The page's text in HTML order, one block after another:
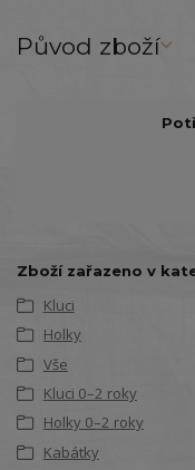
Původ zboží
Zboží zařazeno v
Kluci
Holky
Vše
Kluci 0–2 roky
Holky 0–2 roky
Kabátky